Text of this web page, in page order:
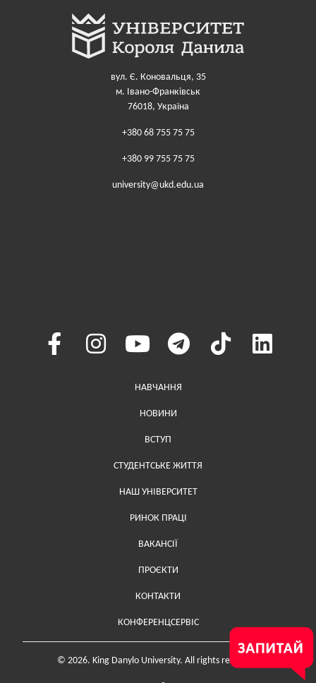
вул. Є. Коновальця, 35
м. Івано-Франківськ
76018, Україна
+380 68 755 75 75
+380 99 755 75 75
university@ukd.edu.ua
Меню у хедері
НАВЧАННЯ
НОВИНИ
ВСТУП
СТУДЕНТСЬКЕ ЖИТТЯ
НАШ УНІВЕРСИТЕТ
РИНОК ПРАЦІ
ВАКАНСІЇ
ПРОЄКТИ
Меню у футері (додаткове)
КОНТАКТИ
КОНФЕРЕНЦСЕРВІС
© 2026. King Danylo University. All rights reserved.